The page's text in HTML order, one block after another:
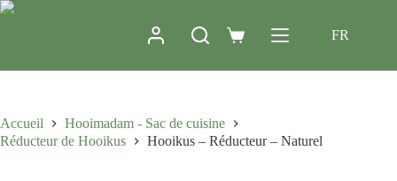
FR
Accueil
Hooimadam - Sac de cuisine
Réducteur de Hooikus
Hooikus – Réducteur – Naturel